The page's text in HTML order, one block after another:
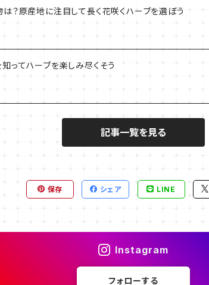
？原産地に注目して長く花咲くハーブを選ぼう
ってハーブを楽しみ尽くそう
記事一覧を見る
保存 シェア LINE
Instagram
フォローする